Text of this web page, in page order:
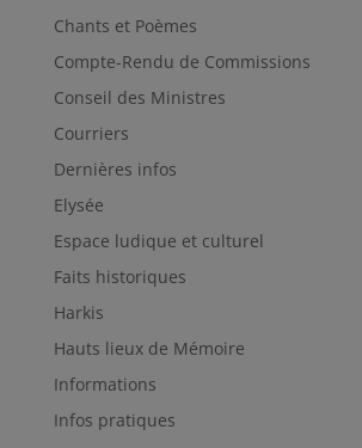
Chants et Poèmes
Compte-Rendu de Commissions
Conseil des Ministres
Courriers
Dernières infos
Elysée
Espace ludique et culturel
Faits historiques
Harkis
Hauts lieux de Mémoire
Informations
Infos pratiques